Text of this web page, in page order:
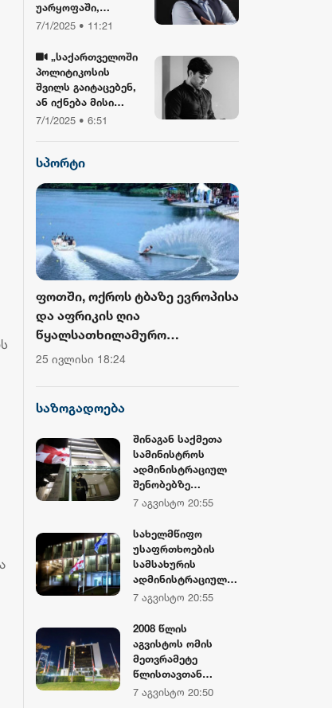
უარყოფაში,
ბიბლიასთან და
გიორგი ლობჯანიძე
შობის
დღესასწაულზე
7/1/2025 • 11:21
„საქართველოში
პოლიტიკოსის
შვილს გაიტაცებენ,
ან იქნება მისი
სიკვდილი... ბანკზე
ვერტმფრენი“ -
წინასწარმეტყველე
7/1/2025 • 6:51
სპორტი
ფოთში, ოქროს ტბაზე ევროპისა
და აფრიკის ღია
წყალსათხილამურო
ჩემპიონატის მეორე საშეჯიბრო
25 ივლისი 18:24
საზოგადოება
შინაგან საქმეთა
სამინისტროს
ადმინისტრაციულ
შენობებზე
სახელმწიფო
დაშვებულია
7 აგვისტო 20:55
სახელმწიფო
უსაფრთხოების
სამსახურის
ადმინისტრაციულ
შენობებზე
დროშები
დაშვებულია
7 აგვისტო 20:55
2008 წლის
აგვისტოს ომის
მეთვრამეტე
წლისთავთან
დაკავშირებით,
7 აგვისტო 20:50